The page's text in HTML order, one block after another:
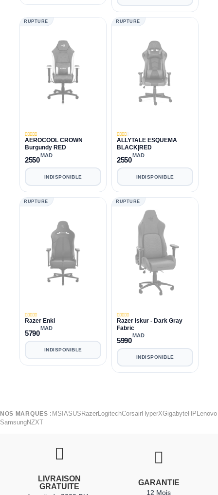
RUPTURE
AEROCOOL CROWN
Burgundy RED
2550
MAD
INDISPONIBLE
RUPTURE
ALLYTALE ESQUEMA
BLACK|RED
2550
MAD
INDISPONIBLE
RUPTURE
Razer Enki
5790
MAD
INDISPONIBLE
RUPTURE
Razer Iskur - Dark Gray
Fabric
5990
MAD
INDISPONIBLE
NOS MARQUES : MSI ASUS RazerLogitechCorsairHyperXGigabyteHP Lenovo
SamsungNZXT
LIVRAISON
GRATUITE
GARANTIE
12 Mois